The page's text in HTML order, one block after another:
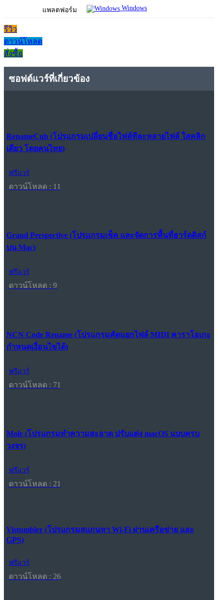
แพลตฟอร์ม Windows
รีวิว
ดาวน์โหลด
สั่งซื้อ
ซอฟต์แวร์ที่เกี่ยวข้อง
RenameCub (โปรแกรมเปลี่ยนชื่อไฟล์ทีละหลายไฟล์ ใสคลิก
เดียว โดยคนไทย)
ฟรีแวร์
ดาวน์โหลด : 11
Grand Perspective (โปรแกรมเช็ค และจัดการพื้นที่ฮาร์ดดิสก์
บน Mac)
ฟรีแวร์
ดาวน์โหลด : 9
NCN Code Rename (โปรแกรมคัดแยกไฟล์ MIDI คาราโอเกะ
กำหนดเงื่อนไขได้)
ฟรีแวร์
ดาวน์โหลด : 71
Mole (โปรแกรมทำความสะอาด ปรับแต่ง macOS แบบครบ
วงจร)
ฟรีแวร์
ดาวน์โหลด : 21
Vistumbler (โปรแกรมสแกนหา Wi-Fi ผ่านเครือข่าย และ
GPS)
ฟรีแวร์
ดาวน์โหลด : 26